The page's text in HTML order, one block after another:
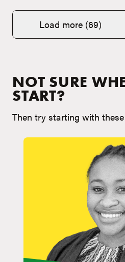
Load more (69)
NOT SURE
START?
Then try starting with